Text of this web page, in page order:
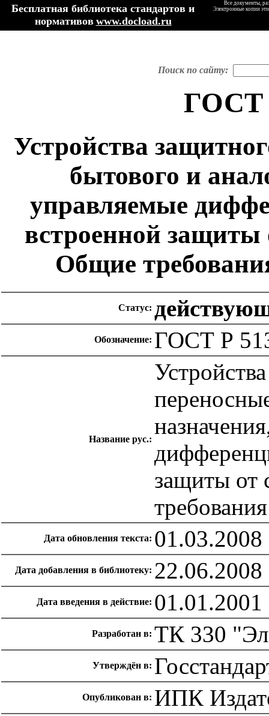
Бесплатная библиотека стандартов и
нормативов www.docload.ru
Все документы,
Электронные копии
Поиск по сайту:
ГОСТ
Устройства
бытового и
управляемые
встроенной
Общие
Статус:
Обозначение: ГОСТ Р
Название рус.:
защиты
Дата обновления текста: 01.03.2008
Дата добавления в библиотеку: 22.06.2008
Дата введения в действие: 01.01.2001
Разработан в: ТК 330
Утверждён в:
Опубликован в: ИПК